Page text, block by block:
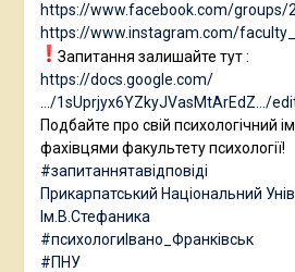
https://www.facebook.com/groups/
https://www.instagram.com/
Запитання залишайте тут :
https://docs.google.com/
…/1sUprjyx6YZkyJVasMtArEdZ…/
Подбайте про свій психологічний
фахівцями факультету психології!
#запитаннятавідповіді
Прикарпатський Національний
Ім.В.Стефаника
#психологиІвано_Франківськ
#ПНУ